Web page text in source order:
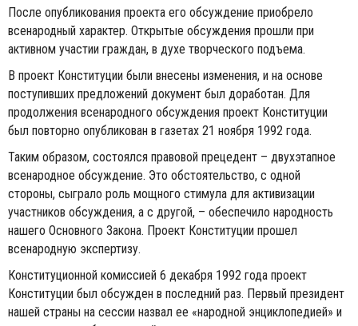
После опубликования проекта его обсуждение приобрело
всенародный характер. Открытые обсуждения прошли при
активном участии граждан, в духе творческого подъема.
В проект Конституции были внесены изменения, и на основе
поступивших предложений документ был доработан. Для
продолжения всенародного обсуждения проект Конституции
был повторно опубликован в газетах 21 ноября 1992 года.
Таким образом, состоялся правовой прецедент – двух­этапное
всенародное обсуждение. Это обстоятельство, с одной
стороны, сыграло роль мощного стимула для активизации
участников обсуждения, а с другой, – обеспечило народность
нашего Основного Закона. Проект Конституции прошел
всенародную экспертизу.
Конституционной комиссией 6 декабря 1992 года проект
Конституции был обсужден в последний раз. Первый президент
нашей страны на сессии назвал ее «народной энциклопедией» и